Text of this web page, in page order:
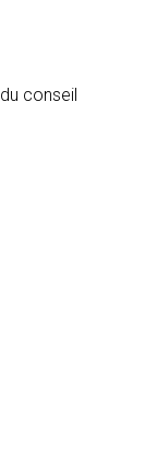
conseil